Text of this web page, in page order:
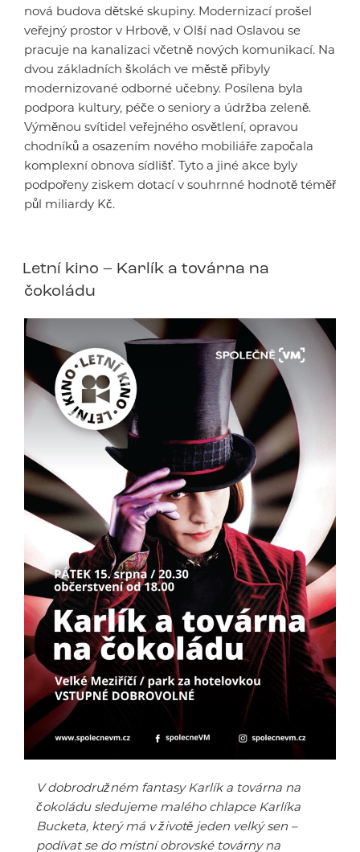
nová budova dětské skupiny. Modernizací prošel
veřejný prostor v Hrbově, v Olší nad Oslavou se
pracuje na kanalizaci včetně nových komunikací. Na
dvou základních školách ve městě přibyly
modernizované odborné učebny. Posílena byla
podpora kultury, péče o seniory a údržba zeleně.
Výměnou svítidel veřejného osvětlení, opravou
chodníků a osazením nového mobiliáře započala
komplexní obnova sídlišť. Tyto a jiné akce byly
podpořeny ziskem dotací v souhrnné hodnotě téměř
půl miliardy Kč.
Letní kino – Karlík a továrna na
čokoládu
V dobrodružném fantasy Karlík a továrna na
čokoládu sledujeme malého chlapce Karlíka
Bucketa, který má v životě jeden velký sen –
podívat se do místní obrovské továrny na